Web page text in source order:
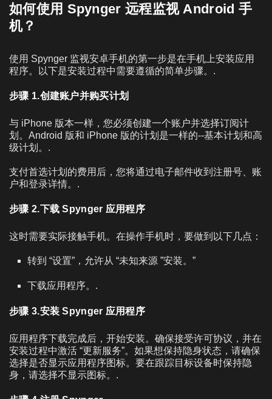
如何使用 Spynger 远程监视 Android 手
机？
使用 Spynger 监视安卓手机的第一步是在手机上安装应用
程序。以下是安装过程中需要遵循的简单步骤。.
步骤 1.创建账户并购买计划
与 iPhone 版本一样，您必须创建一个账户并选择订阅计
划。Android 版和 iPhone 版的计划是一样的--基本计划和高
级计划。.
支付首选计划的费用后，您将通过电子邮件收到注册号、账
户和登录详情。.
步骤 2.下载 Spynger 应用程序
这时需要实际接触手机。在操作手机时，要做到以下几点：
转到 “设置”，允许从 “未知来源 ”安装。”
下载应用程序。.
步骤 3.安装 Spynger 应用程序
应用程序下载完成后，开始安装。确保接受许可协议，并在
安装过程中激活 “更新服务”。如果想保持隐身状态，请确保
选择是否显示应用程序图标。要在跟踪目标设备时保持隐
身，请选择不显示图标。.